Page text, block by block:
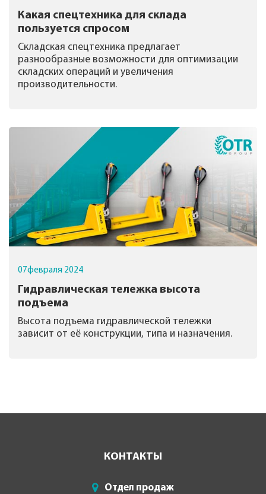
Какая спецтехника для склада
пользуется спросом
Складская спецтехника предлагает
разнообразные возможности для оптимизации
складских операций и увеличения
производительности.
07февраля 2024
Гидравлическая тележка высота
подъема
Высота подъема гидравлической тележки
зависит от её конструкции, типа и назначения.
КОНТАКТЫ
Отдел продаж